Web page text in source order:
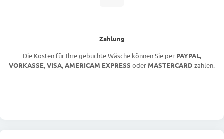
Zahlung
Die Kosten für Ihre gebuchte Wäsche können Sie per PAYPAL,
VORKASSE,VISA,AMERICAM EXPRESS oder MASTERCARD zahlen.